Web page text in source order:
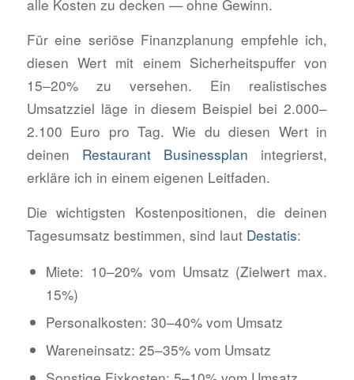
alle Kosten zu decken — ohne Gewinn.
Für eine seriöse Finanzplanung empfehle ich,
diesen Wert mit einem Sicherheitspuffer von
15–20% zu versehen. Ein realistisches
Umsatzziel läge in diesem Beispiel bei 2.000–
2.100 Euro pro Tag. Wie du diesen Wert in
deinen Restaurant Businessplan integrierst,
erkläre ich in einem eigenen Leitfaden.
Die wichtigsten Kostenpositionen, die deinen
Tagesumsatz bestimmen, sind laut Destatis:
Miete: 10–20% vom Umsatz (Zielwert max.
15%)
Personalkosten: 30–40% vom Umsatz
Wareneinsatz: 25–35% vom Umsatz